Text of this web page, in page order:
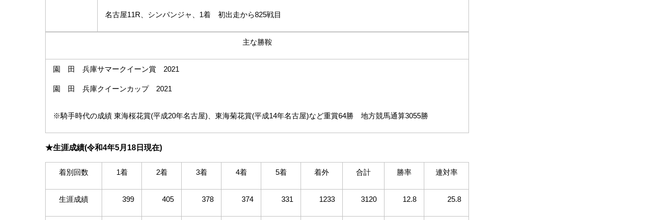
名古屋11R 、シンパンジャ、 1着 初出走から825戦目
主な勝鞍
園 田 兵庫サマークイーン賞 2021
園 田 兵庫クイーンカップ 2021
※騎手時代の成績 東海桜花賞(平成20年名古屋) 、東海菊花賞(平成14年名古屋)など重賞64勝 地方競馬通算3055勝
★生涯成績(令和4年5月18日現在)
着別回数 1着 2着 3着 4着 5着 着外 合計 勝率 連対率
生涯成績 399 405 378 374 331 1233 3120 12.8 25.8